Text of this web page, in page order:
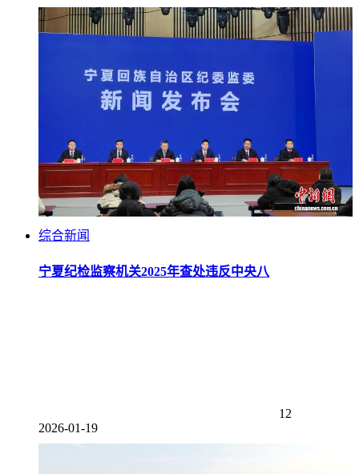
综合新闻
宁夏纪检监察机关2025年查处违反中央八
12
2026-01-19